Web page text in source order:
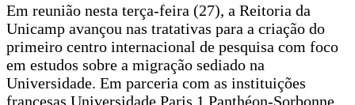
Em reunião nesta terça-feira (27), a Reitoria da
Unicamp avançou nas tratativas para a criação do
primeiro centro internacional de pesquisa com foco
em estudos sobre a migração sediado na
Universidade. Em parceria com as instituições
francesas Universidade Paris 1 Panthéon-Sorbonne,